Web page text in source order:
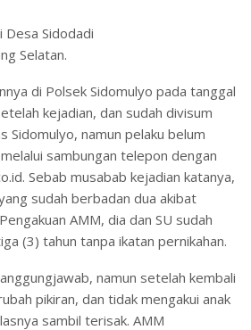
Desa Sidodadi
Selatan.
di Polsek Sidomulyo pada tanggal
kejadian, dan sudah divisum
Sidomulyo, namun pelaku belum
sambungan telepon dengan
Sebab musabab kejadian katanya,
sudah berbadan dua akibat
AMM, dia dan SU sudah
(3) tahun tanpa ikatan pernikahan.
namun setelah kembali
pikiran, dan tidak mengakui anak
sambil terisak. AMM